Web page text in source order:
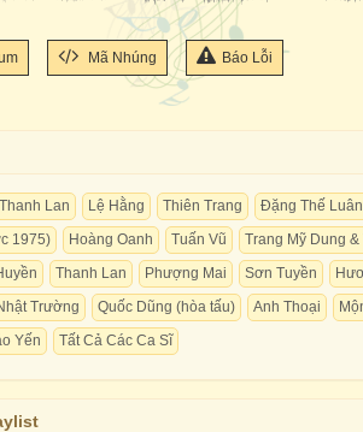
Mã Nhúng Báo Lỗi
Lan Lệ Hằng Thiên Trang Đặng Thế Luân
1975) Hoàng Oanh Tuấn Vũ Trang Mỹ Dung &
Thanh Lan Phượng Mai Sơn Tuyền
Trường Quốc Dũng (hòa tấu) Anh Thoại
Yến Tất Cả Các Ca Sĩ